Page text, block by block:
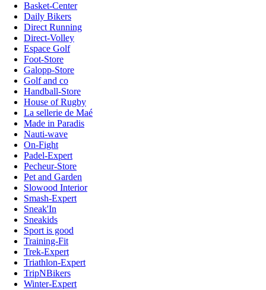
Basket-Center
Daily Bikers
Direct Running
Direct-Volley
Espace Golf
Foot-Store
Galopp-Store
Golf and co
Handball-Store
House of Rugby
La sellerie de Maé
Made in Paradis
Nauti-wave
On-Fight
Padel-Expert
Pecheur-Store
Pet and Garden
Slowood Interior
Smash-Expert
Sneak'In
Sneakids
Sport is good
Training-Fit
Trek-Expert
Triathlon-Expert
TripNBikers
Winter-Expert